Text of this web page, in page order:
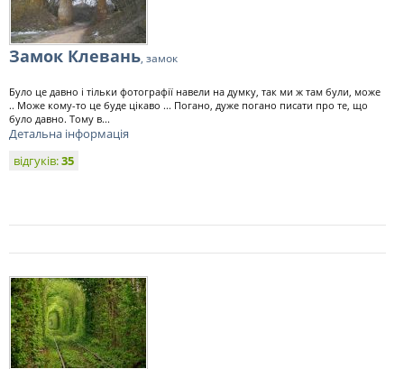
Замок Клевань, замок
Було це давно і тільки фотографії навели на думку, так ми ж там були, може
.. Може кому-то це буде цікаво ... Погано, дуже погано писати про те, що
було давно. Тому в...
Детальна інформація
відгуків:35